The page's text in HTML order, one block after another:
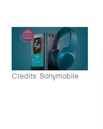
Credits: Sonymobile